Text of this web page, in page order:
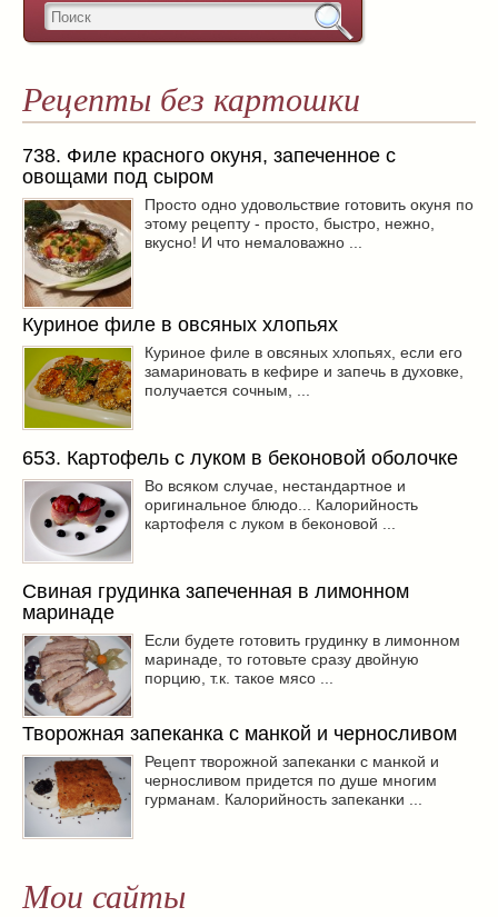
Рецепты без картошки
738. Филе красного окуня, запеченное с
овощами под сыром
Просто одно удовольствие готовить окуня по
этому рецепту - просто, быстро, нежно,
вкусно! И что немаловажно ...
Куриное филе в овсяных хлопьях
Куриное филе в овсяных хлопьях, если его
замариновать в кефире и запечь в духовке,
получается сочным, ...
653. Картофель с луком в беконовой оболочке
Во всяком случае, нестандартное и
оригинальное блюдо... Калорийность
картофеля с луком в беконовой ...
Свиная грудинка запеченная в лимонном
маринаде
Если будете готовить грудинку в лимонном
маринаде, то готовьте сразу двойную
порцию, т.к. такое мясо ...
Творожная запеканка с манкой и черносливом
Рецепт творожной запеканки с манкой и
черносливом придется по душе многим
гурманам. Калорийность запеканки ...
Мои сайты